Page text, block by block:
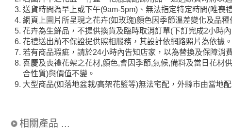
3.送貨時間為早上或下午(9am-5pm)、無法指定特定時間(唯喪
4.網頁上圖片所呈現之花卉(如玫瑰)顏色因季節溫差變化及品
5.花卉為生鮮品，不提供換貨及臨時取消訂單(下訂完成2小時
6.花禮送出前不保證提供照相服務，其設計依網路照片為依據。
7.若有商品瑕疵，請於24小時內告知店家，以為替換及保障消
8.喜慶及喪禮花架之花材,顏色,會因季節,氣候,備料及當日花材
合性質)與價值不變。
9. 大型商品(如落地盆栽/高架花籃等)無法宅配，外縣市由當地
相關產品 ...